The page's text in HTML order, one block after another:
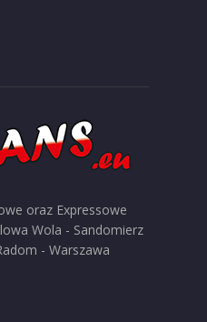
oraz Expressowe
Wola - Sandomierz
- Warszawa